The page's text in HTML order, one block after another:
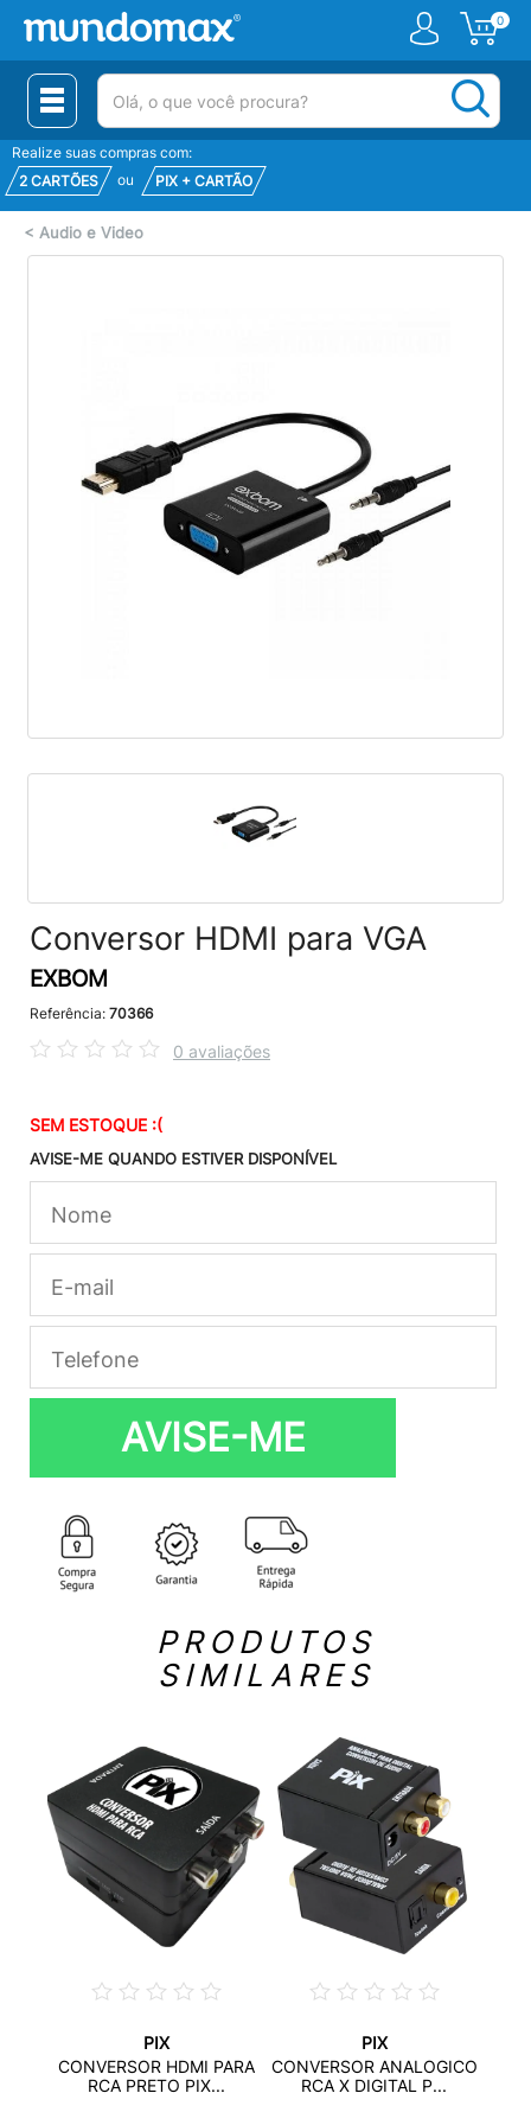
0
(pesquisar)
Realize suas compras com:
2 CARTÕES
ou PIX + CARTÃO
< Audio e Video
Conversor HDMI para VGA
EXBOM
Referência: 70366
0 avaliações
SEM ESTOQUE :(
AVISE-ME QUANDO ESTIVER DISPONÍVEL
AVISE-ME
PRODUTOS
SIMILARES
PIX
CONVERSOR HDMI PARA
RCA PRETO PIX...
PIX
CONVERSOR ANALOGICO
RCA X DIGITAL P...